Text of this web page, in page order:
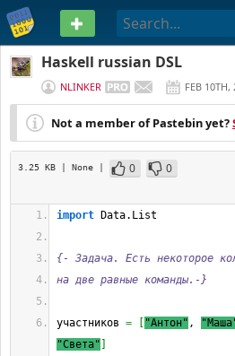
PASTEBIN
Haskell russian DSL
NLINKER FEB 10TH,
Not a member of Pastebin yet?
3.25 KB | None | 0
0
import Data.List
{- Задача. Есть некоторое
на две равные команды.-}
участников = "Антон" ,
"Света"